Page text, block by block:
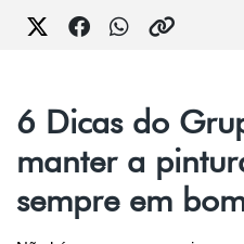
6 Dicas do
manter a
sempre em